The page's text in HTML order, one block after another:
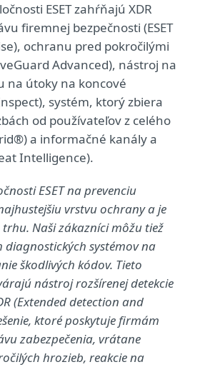
ESET zahŕňajú XDR
firemnej bezpečnosti (ESET
ochranu pred pokročilými
Advanced), nástroj na
na útoky na koncové
systém, ktorý zbiera
od používateľov z celého
a informačné kanály a
Intelligence).
ESET na prevenciu
vrstvu ochrany a je
Naši zákazníci môžu tiež
systémov na
škodlivých kódov. Tieto
nástroj rozšírenej detekcie
(Extended detection and
ktoré poskytuje firmám
zabezpečenia, vrátane
hrozieb, reakcie na